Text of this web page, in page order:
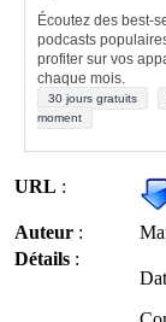
Écoutez des best-
podcasts
profiter sur vos
chaque mois.
30 jours gratuits
moment
URL :
Auteur :
Détails :